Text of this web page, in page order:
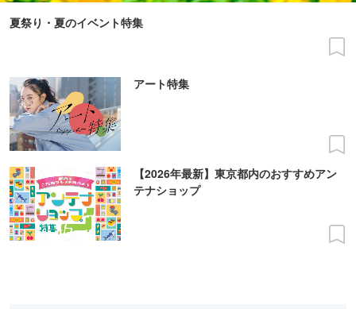
夏祭り・夏のイベント特集
アート特集
【2026年最新】東京都内のおすすめアン
テナショップ